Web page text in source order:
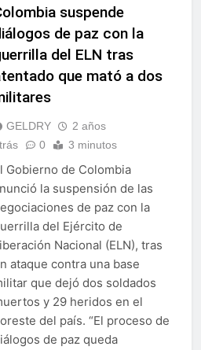
suspende
de paz con la
del ELN tras
que mató a dos
GELDRY
2 años
0 3 minutos
Gobierno de Colombia
la suspensión de las
de paz con la
del Ejército de
Nacional (ELN), tras
ataque contra una base
que dejó dos soldados
y 29 heridos en el
del país. “El proceso de
de paz queda